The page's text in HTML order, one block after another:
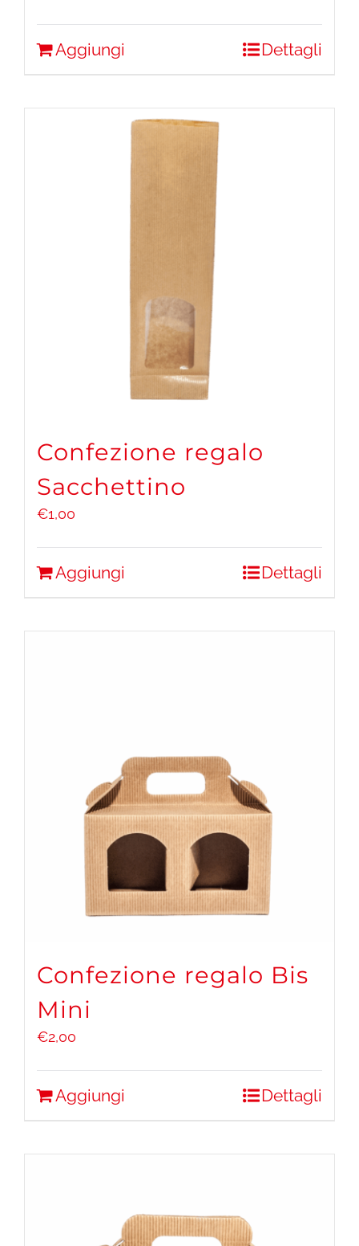
Aggiungi Dettagli
Confezione regalo
Sacchettino
€1,00
Aggiungi Dettagli
Confezione regalo Bis
Mini
€2,00
Aggiungi Dettagli